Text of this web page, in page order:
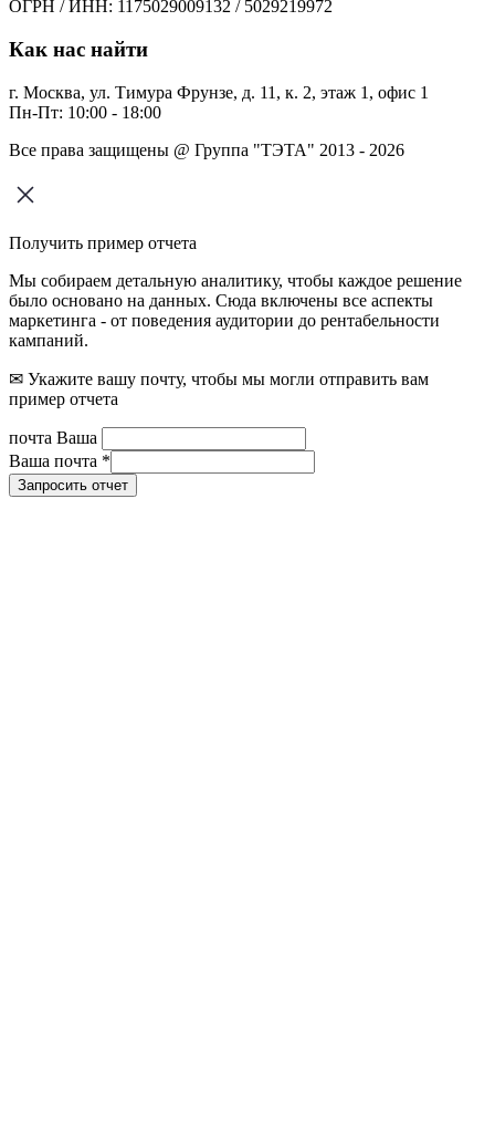
ОГРН / ИНН: 1175029009132 / 5029219972
Как нас найти
г. Москва, ул. Тимура Фрунзе, д. 11, к. 2, этаж 1, офис 1
Пн-Пт: 10:00 - 18:00
Все права защищены @ Группа "ТЭТА" 2013 - 2026
Получить пример отчета
Мы собираем детальную аналитику, чтобы каждое решение
было основано на данных. Сюда включены все аспекты
маркетинга - от поведения аудитории до рентабельности
кампаний.
✉ Укажите вашу почту, чтобы мы могли отправить вам
пример отчета
почта Ваша
Ваша почта *
Запросить отчет